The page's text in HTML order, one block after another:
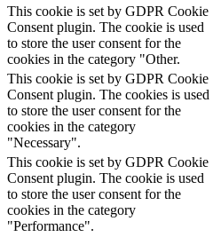
This cookie is set by GDPR Cookie
Consent plugin. The cookie is used
to store the user consent for the
cookies in the category "Other.
This cookie is set by GDPR Cookie
Consent plugin. The cookies is used
to store the user consent for the
cookies in the category
"Necessary".
This cookie is set by GDPR Cookie
Consent plugin. The cookie is used
to store the user consent for the
cookies in the category
"Performance".